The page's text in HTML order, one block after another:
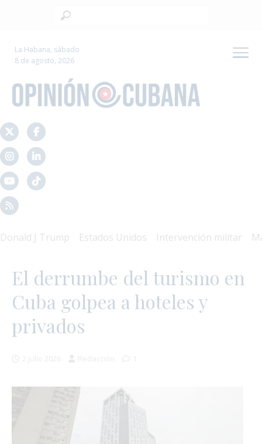
La Habana, sábado
8 de agosto, 2026
J Trump Estados Unidos Intervención militar Mal
El derrumbe del turismo en
Cuba golpea a hoteles y
privados